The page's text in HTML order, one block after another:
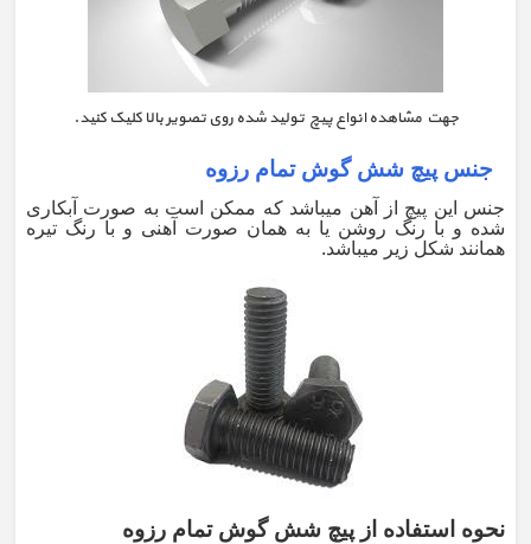
جهت مشاهده انواع پیچ تولید شده روی تصویر بالا کلیک کنید.
جنس پیچ شش گوش تمام رزوه
جنس این پیچ از آهن میباشد که ممکن است به صورت آبکاری
شده و با رنگ روشن یا به همان صورت آهنی و با رنگ تیره
همانند شکل زیر میباشد.
نحوه استفاده از پیچ شش گوش تمام رزوه